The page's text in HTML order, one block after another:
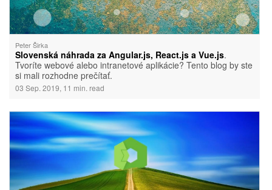
Peter Širka
Slovenská náhrada za Angular.js, React.js a Vue.js.
Tvoríte webové alebo intranetové aplikácie? Tento blog by ste
si mali rozhodne prečítať.
03 Sep. 2019, 11 min. read